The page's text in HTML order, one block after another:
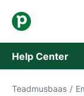
Help Center
Teadmusbaas /